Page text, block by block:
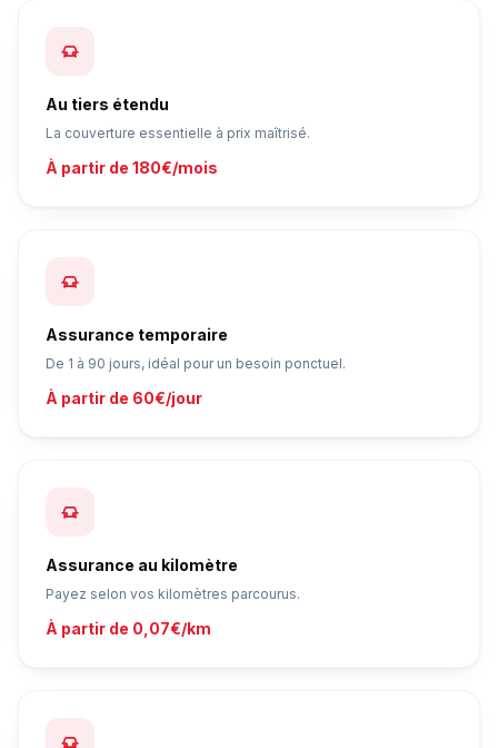
Au tiers étendu
La couverture essentielle à prix maîtrisé.
À partir de 180€/mois
Assurance temporaire
De 1 à 90 jours, idéal pour un besoin ponctuel.
À partir de 60€/jour
Assurance au kilomètre
Payez selon vos kilomètres parcourus.
À partir de 0,07€/km